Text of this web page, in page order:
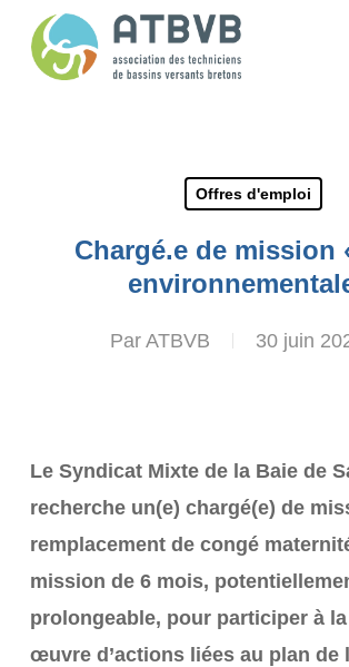
Offres d'emploi
Chargé.e de mission
Par ATBVB 30 juin
Le Syndicat Mixte de la Baie de
recherche un(e) chargé(e) de
remplacement de congé
mission de 6 mois,
prolongeable, pour participer à
œuvre d’actions liées au plan de
Panneau de gestion des cookies